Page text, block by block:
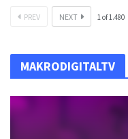
PREV NEXT 1of1.480
MAKRODIGITALTV